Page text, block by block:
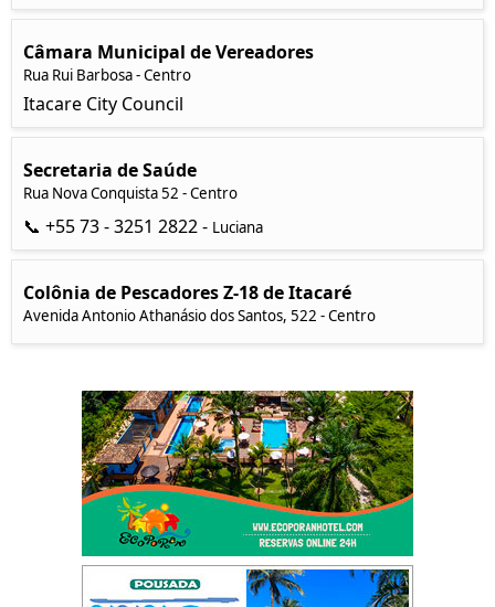
Câmara Municipal de Vereadores
Rua Rui Barbosa - Centro
Itacare City Council
Secretaria de Saúde
Rua Nova Conquista 52 - Centro
📞 +55 73 - 3251 2822 - Luciana
Colônia de Pescadores Z-18 de Itacaré
Avenida Antonio Athanásio dos Santos, 522 - Centro